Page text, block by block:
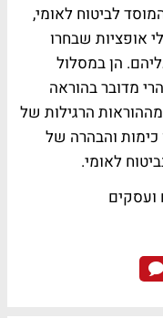
לביטוח לאומי,
אופציות שבחרו
102 לפקודה עליהם. הן במסלול
מדובר בהוראה
הרגילות של
כימות והבהרה של
ועסקים